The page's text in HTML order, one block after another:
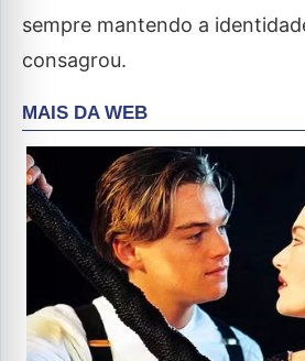
sempre mantendo a
consagrou.